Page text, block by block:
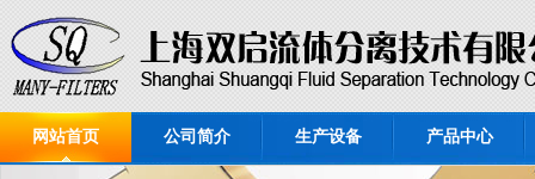
网站首页 公司简介 生产设备 产品中心